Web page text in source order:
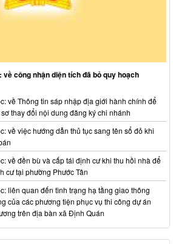
công nhận diện tích đã bỏ quy hoạch
về Thông tin sáp nhập địa giới hành chính để
thay đổi nội dung đăng ký chi nhánh
về việc hướng dẫn thủ tục sang tên sổ đỏ khi
về đền bù và cấp tái định cư khi thu hồi nhà để
cư tại phường Phước Tân
liên quan đến tình trạng hạ tầng giao thông
của các phương tiện phục vụ thi công dự án
trên địa bàn xã Định Quán